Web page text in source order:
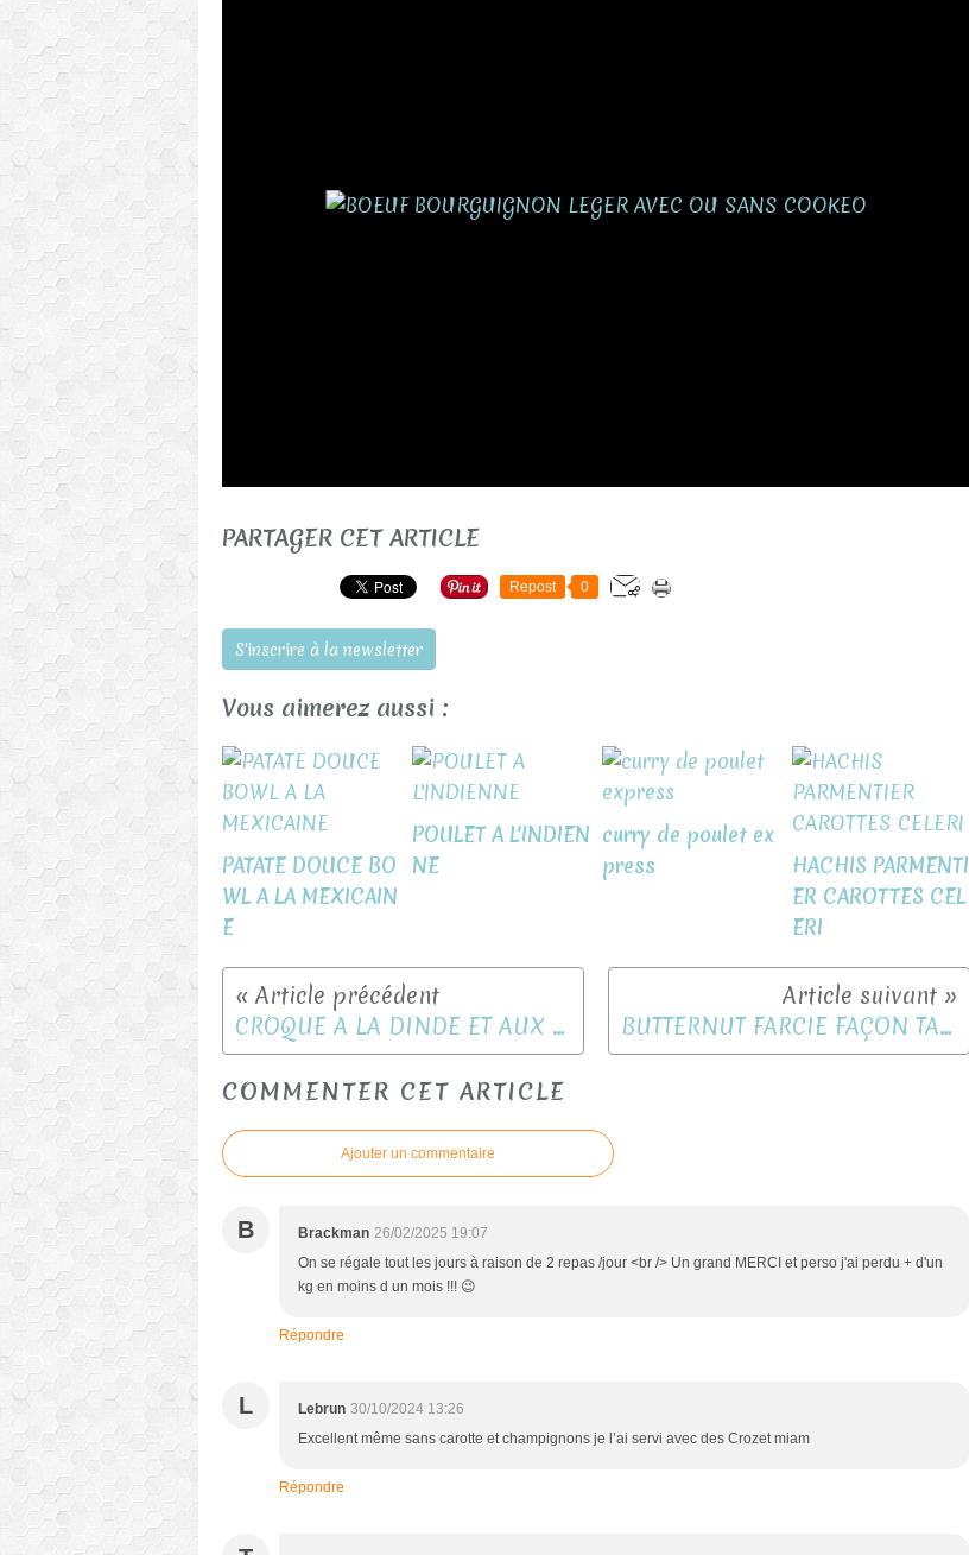
PARTAGER CET ARTICLE
Repost 0
S'inscrire à la newsletter
Vous aimerez aussi :
PATATE DOUCE BO
WL A LA MEXICAIN
E
POULET A L'INDIEN
NE
curry de poulet ex
press
HACHIS PARMENTI
ER CAROTTES CEL
ERI
CROQUE A LA DINDE ET AUX DEUX FROMAGES BUTTERNUT FARCIE FAÇON TARTIFLETTE
COMMENTER CET ARTICLE
Ajouter un commentaire
B Brackman 26/02/2025 19:07
On se régale tout les jours à raison de 2 repas /jour <br /> Un grand MERCI et perso j'ai perdu + d'un
kg en moins d un mois !!! 😉
Répondre
L Lebrun 30/10/2024 13:26
Excellent même sans carotte et champignons je l’ai servi avec des Crozet miam
Répondre